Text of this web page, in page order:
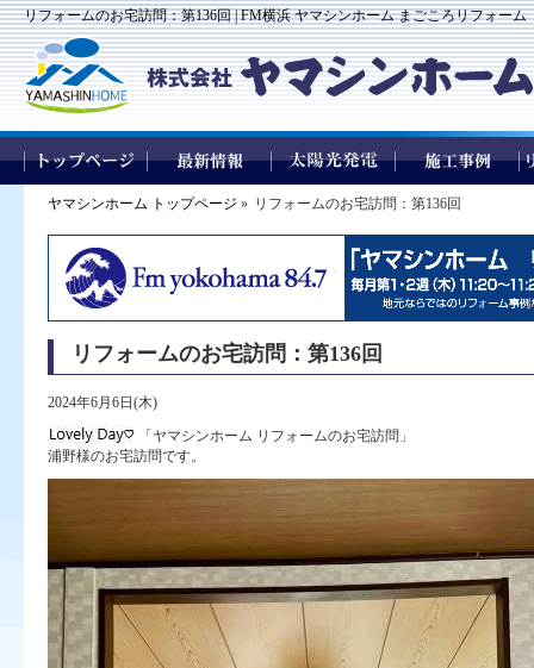
リフォームのお宅訪問：第136回 | FM横浜 ヤマシンホーム まごころリフォーム
ヤマシンホーム トップページ » リフォームのお宅訪問：第136回
リフォームのお宅訪問：第136回
2024年6月6日(木)
「ヤマシンホーム リフォームのお宅訪問」
浦野様のお宅訪問です。